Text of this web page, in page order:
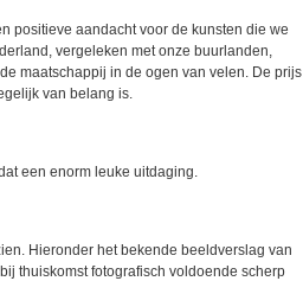
positieve aandacht voor de kunsten die we
vergeleken met onze buurlanden,
maatschappij in de ogen van velen. De prijs
van belang is.
een enorm leuke uitdaging.
Hieronder het bekende beeldverslag van
thuiskomst fotografisch voldoende scherp